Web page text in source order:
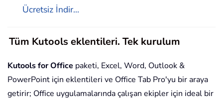
Ücretsiz İndir...
Tüm Kutools eklentileri. Tek kurulum
Kutools for Office paketi, Excel, Word, Outlook &
PowerPoint için eklentileri ve Office Tab Pro'yu bir araya
getirir; Office uygulamalarında çalışan ekipler için ideal bir